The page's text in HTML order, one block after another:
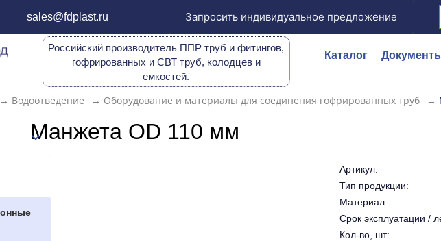
sales@fdplast.ru Запросить индивидуальное предложение
Российский производитель ППР труб и фитингов,
гофрированных и СВТ труб, колодцев и
емкостей.
Каталог
→ Водоотведение → Оборудование и материалы для соединения гофрированных труб →
Манжета OD 110 мм
Артикул:
Тип продукции:
Материал:
Срок эксплуатации /
Кол-во, шт: